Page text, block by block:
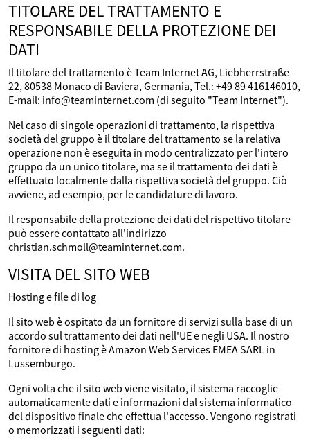
TITOLARE DEL TRATTAMENTO E
RESPONSABILE DELLA PROTEZIONE DEI
DATI
Il titolare del trattamento è Team Internet AG, Liebherrstraße
22, 80538 Monaco di Baviera, Germania, Tel.: +49 89 416146010,
E-mail: info@teaminternet.com (di seguito "Team Internet").
Nel caso di singole operazioni di trattamento, la rispettiva
società del gruppo è il titolare del trattamento se la relativa
operazione non è eseguita in modo centralizzato per l'intero
gruppo da un unico titolare, ma se il trattamento dei dati è
effettuato localmente dalla rispettiva società del gruppo. Ciò
avviene, ad esempio, per le candidature di lavoro.
Il responsabile della protezione dei dati del rispettivo titolare
può essere contattato all'indirizzo
christian.schmoll@teaminternet.com.
VISITA DEL SITO WEB
Hosting e file di log
Il sito web è ospitato da un fornitore di servizi sulla base di un
accordo sul trattamento dei dati nell'UE e negli USA. Il nostro
fornitore di hosting è Amazon Web Services EMEA SARL in
Lussemburgo.
Ogni volta che il sito web viene visitato, il sistema raccoglie
automaticamente dati e informazioni dal sistema informatico
del dispositivo finale che effettua l'accesso. Vengono registrati
o memorizzati i seguenti dati: